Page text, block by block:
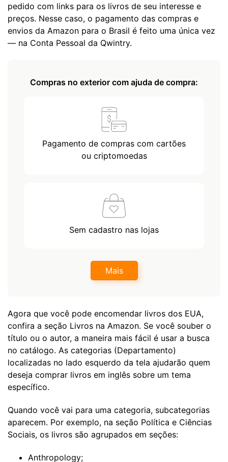
pedido com links para os livros de seu interesse e
preços. Nesse caso, o pagamento das compras e
envios da Amazon para o Brasil é feito uma única vez
— na Conta Pessoal da Qwintry.
Compras no exterior com ajuda de compra:
Pagamento de compras com cartões
ou criptomoedas
Sem cadastro nas lojas
Mais
Agora que você pode encomendar livros dos EUA,
confira a seção Livros na Amazon. Se você souber o
título ou o autor, a maneira mais fácil é usar a busca
no catálogo. As categorias (Departamento)
localizadas no lado esquerdo da tela ajudarão quem
deseja comprar livros em inglês sobre um tema
específico.
Quando você vai para uma categoria, subcategorias
aparecem. Por exemplo, na seção Política e Ciências
Sociais, os livros são agrupados em seções:
Anthropology;